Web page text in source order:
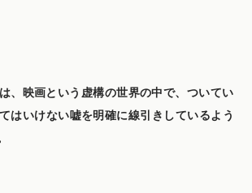
、映画という虚構の世界の中で、ついてい
はいけない嘘を明確に線引きしているよう